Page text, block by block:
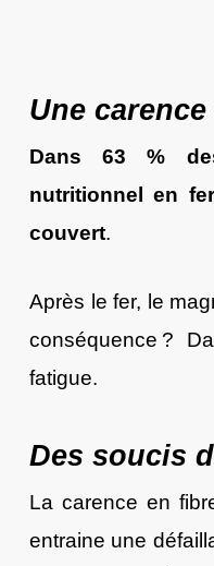
Une
Dans
63 %
nutritionnel en
couvert.
Après le fer, le
conséquence ?
fatigue.
Des soucis
La carence en
entraine une